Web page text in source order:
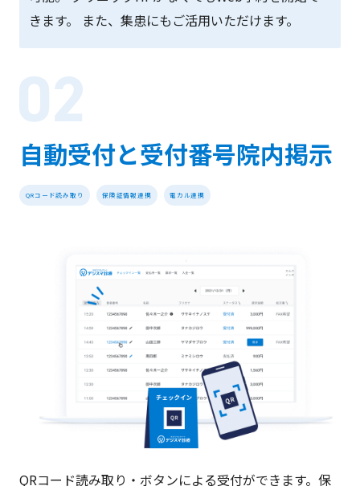
きます。 また、集患にもご活用いただけます。
自動受付と受付番号院内掲示
QRコード読み取り 保険証情報連携 電カル連携
QRコード読み取り・ボタンによる受付ができます。保